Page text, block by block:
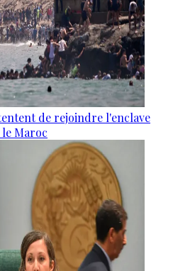
de rejoindre l'enclave
Maroc